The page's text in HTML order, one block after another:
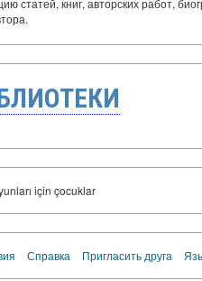
статей, книг, авторских работ,
için çocuklar
Справка Пригласить друга